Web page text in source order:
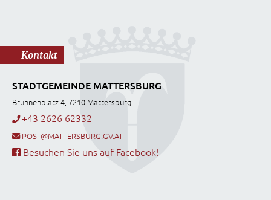
Kontakt
STADTGEMEINDE MATTERSBURG
Brunnenplatz 4, 7210 Mattersburg
+43 2626 62332
POST@MATTERSBURG.GV.AT
Besuchen Sie uns auf Facebook!